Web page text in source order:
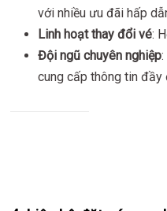
với nhiều ưu đãi hấp
Linh hoạt thay đổi vé:
Đội ngũ chuyên nghiệp
cung cấp thông tin đầy